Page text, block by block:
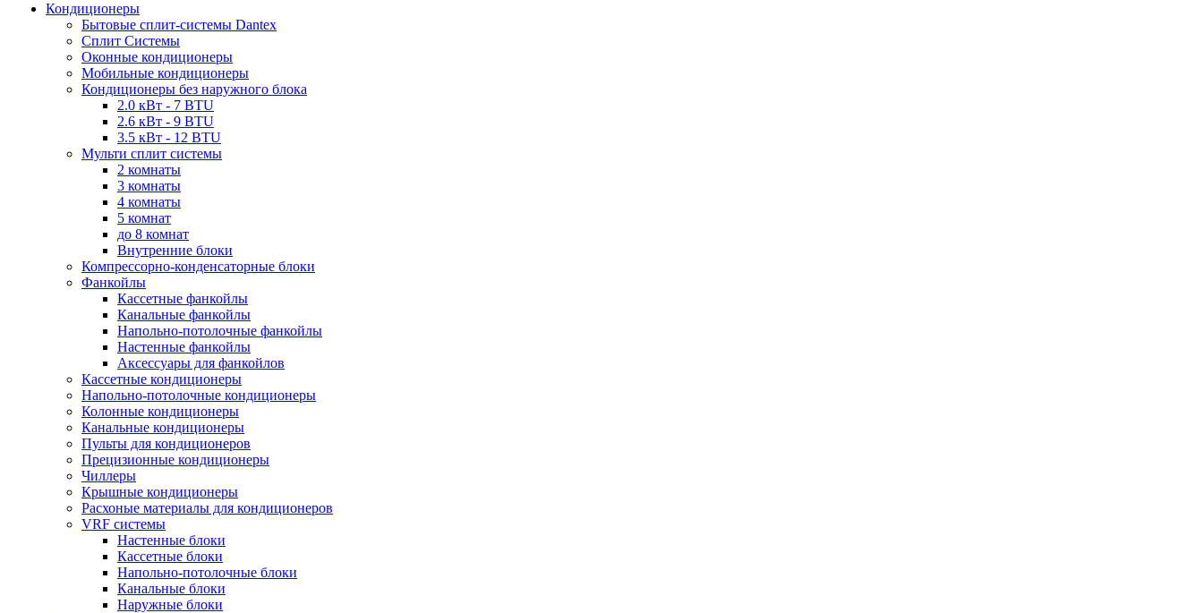
Кондиционеры
Бытовые сплит-системы Dantex
Сплит Системы
Оконные кондиционеры
Мобильные кондиционеры
Кондиционеры без наружного блока
2.0 кВт - 7 BTU
2.6 кВт - 9 BTU
3.5 кВт - 12 BTU
Мульти сплит системы
2 комнаты
3 комнаты
4 комнаты
5 комнат
до 8 комнат
Внутренние блоки
Компрессорно-конденсаторные блоки
Фанкойлы
Кассетные фанкойлы
Канальные фанкойлы
Напольно-потолочные фанкойлы
Настенные фанкойлы
Аксессуары для фанкойлов
Кассетные кондиционеры
Напольно-потолочные кондиционеры
Колонные кондиционеры
Канальные кондиционеры
Пульты для кондиционеров
Прецизионные кондиционеры
Чиллеры
Крышные кондиционеры
Расхоные материалы для кондиционеров
VRF системы
Настенные блоки
Кассетные блоки
Напольно-потолочные блоки
Канальные блоки
Наружные блоки